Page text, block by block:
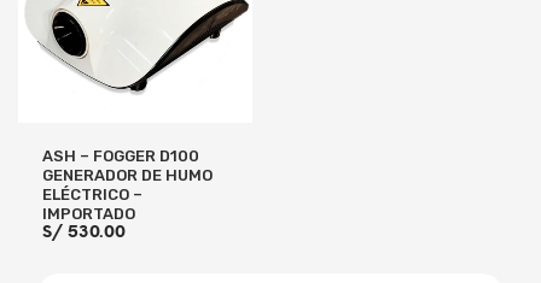
ASH – FOGGER D100
GENERADOR DE HUMO
ELÉCTRICO –
IMPORTADO
S/ 530.00